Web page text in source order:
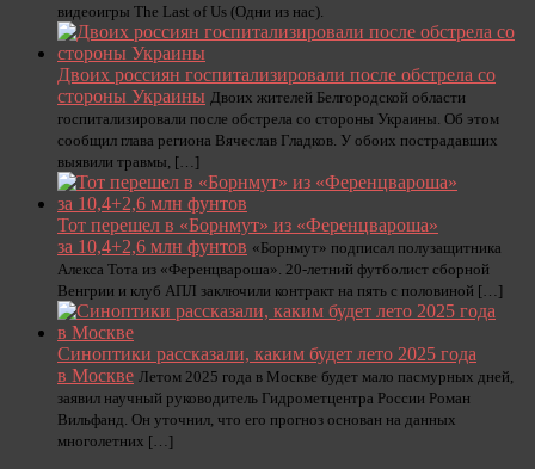
видеоигры The Last of Us (Одни из нас).
Двоих россиян госпитализировали после обстрела со
стороны Украины Двоих жителей Белгородской области
госпитализировали после обстрела со стороны Украины. Об этом
сообщил глава региона Вячеслав Гладков. У обоих пострадавших
выявили травмы, […]
Тот перешел в «Борнмут» из «Ференцвароша»
за 10,4+2,6 млн фунтов «Борнмут» подписал полузащитника
Алекса Тота из «Ференцвароша». 20-летний футболист сборной
Венгрии и клуб АПЛ заключили контракт на пять с половиной […]
Синоптики рассказали, каким будет лето 2025 года
в Москве Летом 2025 года в Москве будет мало пасмурных дней,
заявил научный руководитель Гидрометцентра России Роман
Вильфанд. Он уточнил, что его прогноз основан на данных
многолетних […]